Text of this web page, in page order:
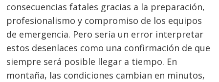
consecuencias fatales gracias a la preparación,
profesionalismo y compromiso de los equipos
de emergencia. Pero sería un error interpretar
estos desenlaces como una confirmación de que
siempre será posible llegar a tiempo. En
montaña, las condiciones cambian en minutos,